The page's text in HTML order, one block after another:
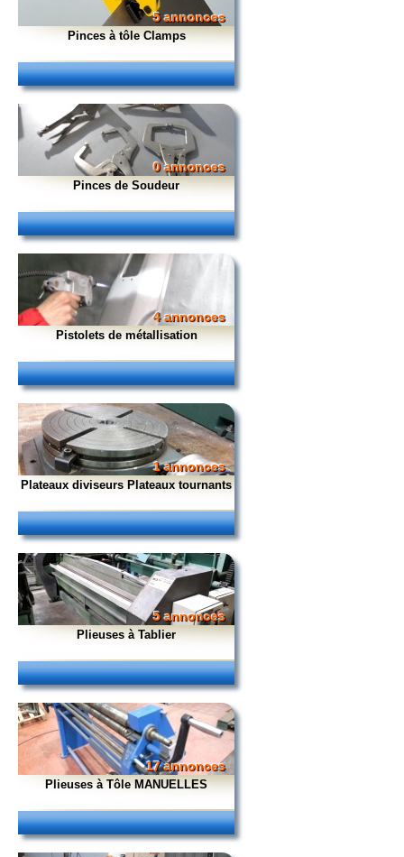
5 annonces
Pinces à tôle Clamps
0 annonces
Pinces de Soudeur
4 annonces
Pistolets de métallisation
1 annonces
Plateaux diviseurs Plateaux tournants
5 annonces
Plieuses à Tablier
17 annonces
Plieuses à Tôle MANUELLES